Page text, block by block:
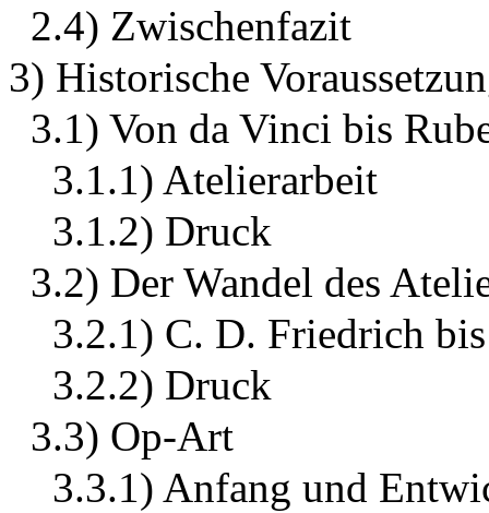
2.4) Zwischenfazit
3) Historische
3.1) Von da Vinci bis
3.1.1) Atelierarbeit
3.1.2) Druck
3.2) Der Wandel des
3.2.1) C. D. Friedrich
3.2.2) Druck
3.3) Op-Art
3.3.1) Anfang und